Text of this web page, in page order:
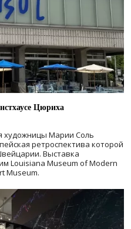
Цюриха
художницы Марии Соль
ретроспектива которой
Выставка
Louisiana Museum of Modern
Museum.